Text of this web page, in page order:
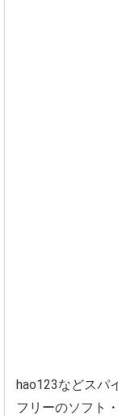
hao123などスパ
フリーのソフト